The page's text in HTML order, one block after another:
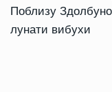
Поблизу
лунати вибухи